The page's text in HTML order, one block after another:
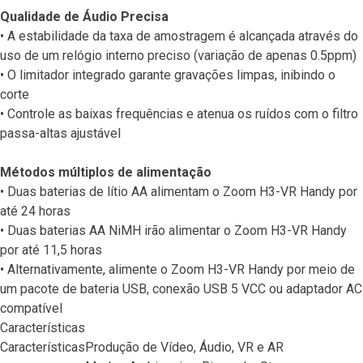
Qualidade de Áudio Precisa
• A estabilidade da taxa de amostragem é alcançada através do
uso de um relógio interno preciso (variação de apenas 0.5ppm)
• O limitador integrado garante gravações limpas, inibindo o
corte
• Controle as baixas frequências e atenua os ruídos com o filtro
passa-altas ajustável
Métodos múltiplos de alimentação
• Duas baterias de lítio AA alimentam o Zoom H3-VR Handy por
até 24 horas
• Duas baterias AA NiMH irão alimentar o Zoom H3-VR Handy
por até 11,5 horas
• Alternativamente, alimente o Zoom H3-VR Handy por meio de
um pacote de bateria USB, conexão USB 5 VCC ou adaptador AC
compatível
Características
CaracterísticasProdução de Vídeo, Áudio, VR e AR